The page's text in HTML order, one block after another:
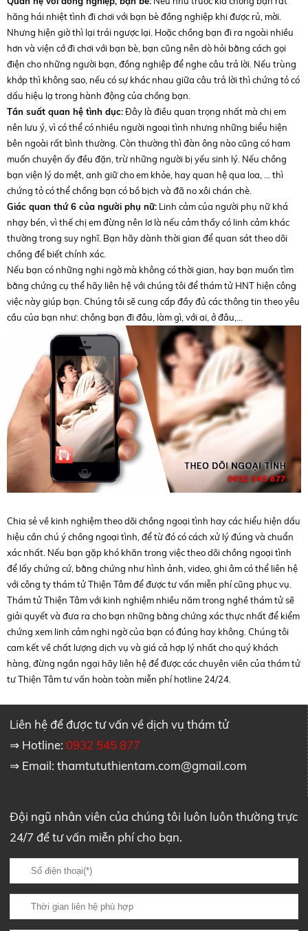
hăng hái nhiệt tình đi chơi với bạn bè đồng nghiệp khi được rủ, mời.
Nhưng hiện giờ thì lại trái ngược lại. Hoặc chồng bạn đi ra ngoài nhiều
hơn và viện cớ đi chơi với bạn bè, bạn cũng nên dò hỏi bằng cách gọi
điện cho những người bạn, đồng nghiệp để nghe câu trả lời. Nếu trùng
khớp thì không sao, nếu có sự khác nhau giữa câu trả lời thì chứng tỏ có
dấu hiệu lạ trong hành động của chồng bạn.
Tần suất quan hệ tình dục:Đây là điều quan trọng nhất mà chị em
nên lưu ý, vì có thể có nhiều người ngoại tình nhưng những biểu hiện
bên ngoài rất bình thường. Còn thường thì đàn ông nào cũng có ham
muốn chuyện ấy đều đặn, trừ những người bị yếu sinh lý. Nếu chồng
bạn viện lý do mệt, anh giữ cho em khỏe, hay quan hệ qua loa, … thì
chứng tỏ có thể chồng bạn có bồ bịch và đã no xôi chán chè.
Giác quan thứ 6 của người phụ nữ: Linh cảm của người phụ nữ khá
nhạy bén, vì thế chị em đừng nên lơ là nếu cảm thấy có linh cảm khác
thường trong suy nghĩ. Bạn hãy dành thời gian để quan sát theo dõi
chồng để biết chính xác.
Nếu bạn có những nghi ngờ mà không có thời gian, hay bạn muốn tìm
bằng chứng cụ thể hãy liên hệ với chúng tôi để thám tử HNT hiện công
việc này giúp bạn. Chúng tôi sẽ cung cấp đầy đủ các thông tin theo yêu
cầu của bạn như: chồng bạn đi đâu, làm gì, với ai, ở đâu,…
Chia sẻ về kinh nghiệm theo dõi chồng ngoại tình hay các hiểu hiện dấu
hiệu cần chú ý chồng ngoại tình, để từ đó có cách xử lý đúng và chuẩn
xác nhất. Nếu bạn gặp khó khăn trong việc theo dõi chồng ngoại tình
để lấy chứng cứ, bằng chứng như hình ảnh, video, ghi âm có thể liên hệ
với công ty thám tử Thiện Tâm để được tư vấn miễn phí cũng phục vụ.
Thám tử Thiện Tâm với kinh nghiệm nhiều năm trong nghề thám tử sẽ
giải quyết và đưa ra cho bạn những bằng chứng xác thực nhất để kiểm
chứng xem linh cảm nghi ngờ của bạn có đúng hay không. Chúng tôi
cam kết về chất lượng dịch vụ và giá cả hợp lý nhất cho quý khách
hàng, đừng ngần ngại hãy liên hệ để được các chuyên viên của thám tử
tư Thiện Tâm tư vấn hoàn toàn miễn phí hotline 24/24.
Liên hệ để được tư vấn về dịch vụ thám tử
⇒ Hotline:0932 545 877
⇒ Email:thamtututhientam.com@gmail.com
Đội ngũ nhân viên của chúng tôi luôn luôn thường trực
24/7 để tư vấn miễn phí cho bạn.